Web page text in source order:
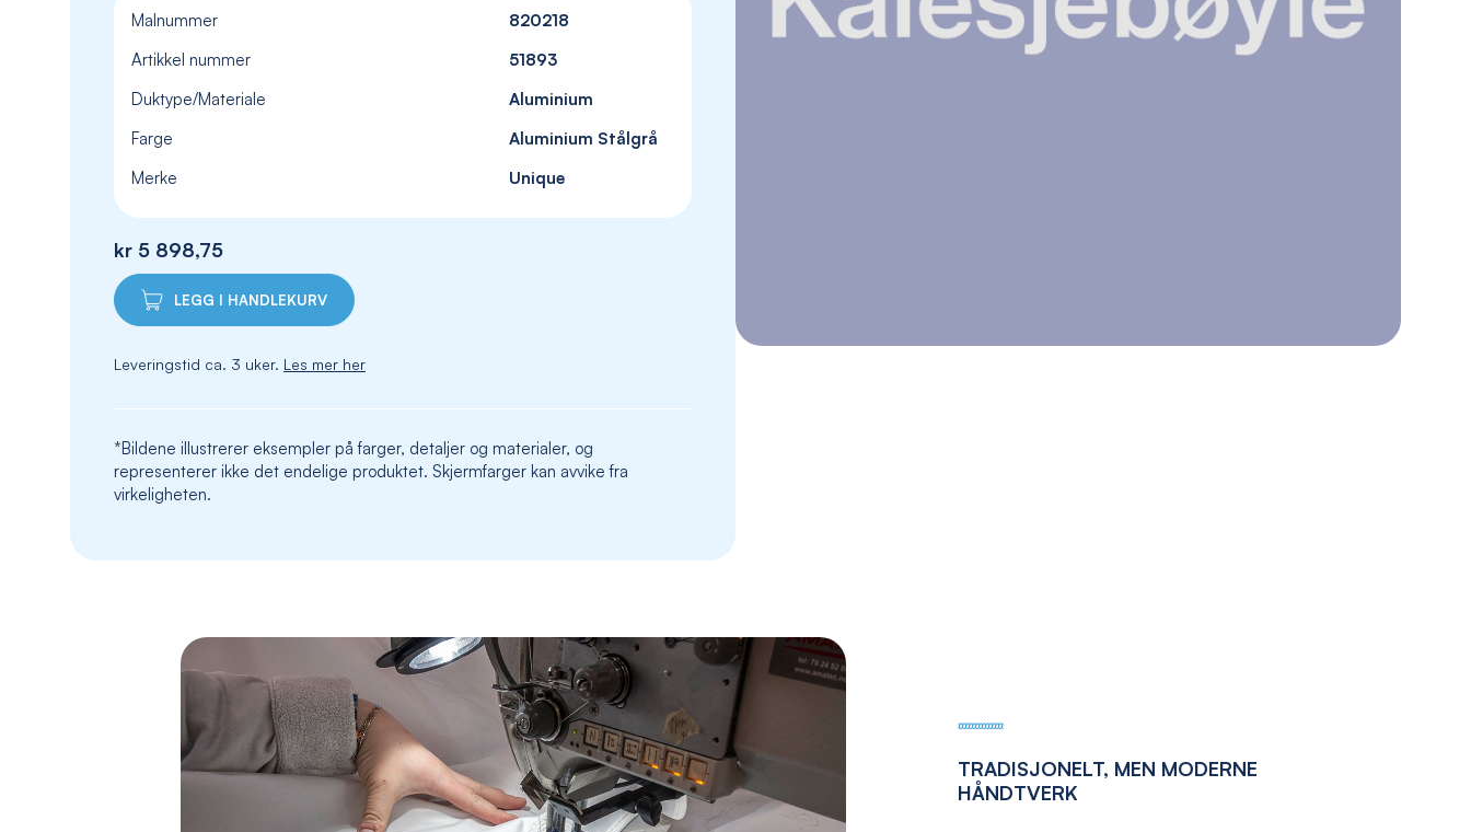
Malnummer
820218
Artikkel nummer
51893
Duktype/Materiale
Aluminium
Farge
Aluminium Stålgrå
Merke
Unique
kr 5 898,75
LEGG I HANDLEKURV
Leveringstid ca. 3 uker. Les mer her
*Bildene illustrerer eksempler på farger, detaljer og materialer, og
representerer ikke det endelige produktet. Skjermfarger kan avvike fra
virkeligheten.
TRADISJONELT, MEN MODERNE
HÅNDTVERK